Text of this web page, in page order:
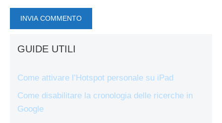
GUIDE UTILI
Come attivare l’Hotspot personale su iPad
Come disabilitare la cronologia delle ricerche in
Google